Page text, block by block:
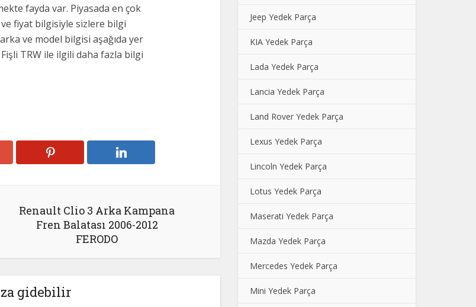
fayda var. Piyasada en çok
fiyat bilgisiyle sizlere bilgi
ve model bilgisi aşağıda yer
TRW ile ilgili daha fazla bilgi
Renault Clio 3 Arka Kampana
Fren Balatası 2006-2012
FERODO
gidebilir
Jeep Yedek Parça
KIA Yedek Parça
Lada Yedek Parça
Lancia Yedek Parça
Land Rover Yedek Parça
Lexus Yedek Parça
Lincoln Yedek Parça
Lotus Yedek Parça
Maserati Yedek Parça
Mazda Yedek Parça
Mercedes Yedek Parça
Mini Yedek Parça